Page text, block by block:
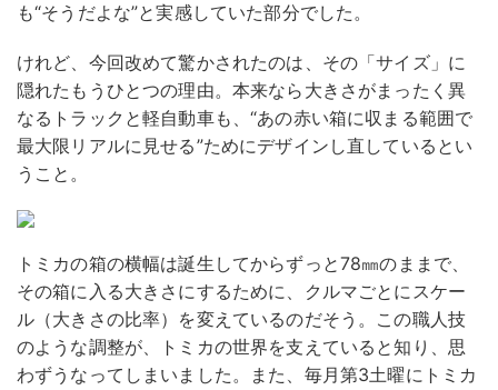
も“そうだよな”と実感していた部分でした。
けれど、今回改めて驚かされたのは、その「サイズ」に
隠れたもうひとつの理由。本来なら大きさがまったく異
なるトラックと軽自動車も、“あの赤い箱に収まる範囲で
最大限リアルに見せる”ためにデザインし直しているとい
うこと。
トミカの箱の横幅は誕生してからずっと78㎜のままで、
その箱に入る大きさにするために、クルマごとにスケー
ル（大きさの比率）を変えているのだそう。この職人技
のような調整が、トミカの世界を支えていると知り、思
わずうなってしまいました。また、毎月第3土曜にトミカ